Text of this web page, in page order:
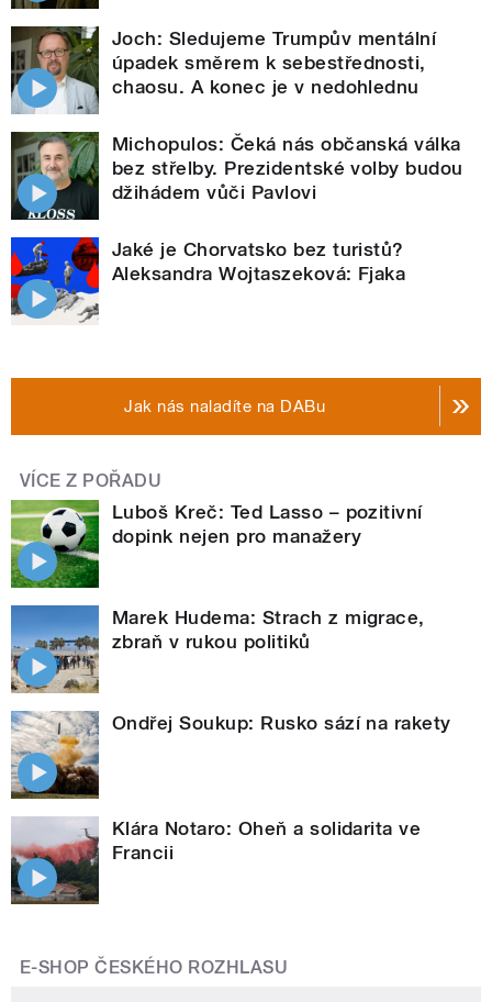
Joch: Sledujeme Trumpův mentální
úpadek směrem k sebestřednosti,
chaosu. A konec je v nedohlednu
Michopulos: Čeká nás občanská válka
bez střelby. Prezidentské volby budou
džihádem vůči Pavlovi
Jaké je Chorvatsko bez turistů?
Aleksandra Wojtaszeková: Fjaka
Jak nás naladíte na DABu
VÍCE Z POŘADU
Luboš Kreč: Ted Lasso – pozitivní
dopink nejen pro manažery
Marek Hudema: Strach z migrace,
zbraň v rukou politiků
Ondřej Soukup: Rusko sází na rakety
Klára Notaro: Oheň a solidarita ve
Francii
E-SHOP ČESKÉHO ROZHLASU